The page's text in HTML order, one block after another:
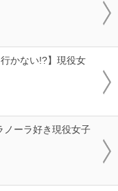
かない!?】現役女
ノーラ好き現役女子